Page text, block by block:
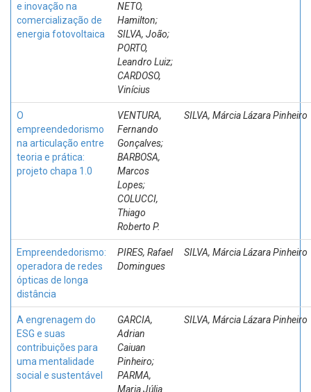
e inovação na
comercialização de
energia fotovoltaica
NETO,
Hamilton;
SILVA, João;
PORTO,
Leandro Luiz;
CARDOSO,
Vinícius
O
empreendedorismo
na articulação entre
teoria e prática:
projeto chapa 1.0
VENTURA,
Fernando
Gonçalves;
BARBOSA,
Marcos
Lopes;
COLUCCI,
Thiago
Roberto P.
SILVA, Márcia Lázara Pinheiro
Empreendedorismo:
operadora de redes
ópticas de longa
distância
PIRES, Rafael
Domingues
SILVA, Márcia Lázara Pinheiro
A engrenagem do
ESG e suas
contribuições para
uma mentalidade
social e sustentável
GARCIA,
Adrian
Caiuan
Pinheiro;
PARMA,
Maria Júlia
SILVA, Márcia Lázara Pinheiro